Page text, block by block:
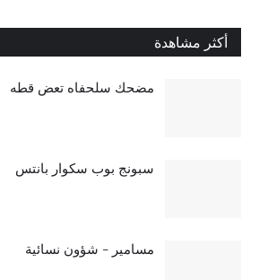
أكثر مشاهدة
مضحك سلحفاه تعض قطه
سبونج بوب سكوار بانتس
مسامير - شؤون نسائية